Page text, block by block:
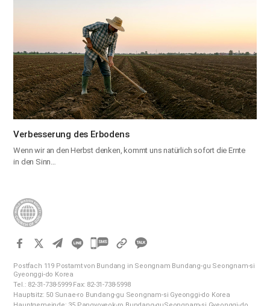
Verbesserung des Erbodens
Wenn wir an den Herbst denken, kommt uns natürlich sofort die Ernte
in den Sinn…
카
오
공
Postfach 119 Postamt von Bundang in Seongnam Bundang-gu Seongnam-si
Gyeonggi-do Korea
Tel.: 82-31-738-5999 Fax: 82-31-738-5998
Hauptsitz: 50 Sunae-ro Bundang-gu Seongnam-si Gyeonggi-do Korea